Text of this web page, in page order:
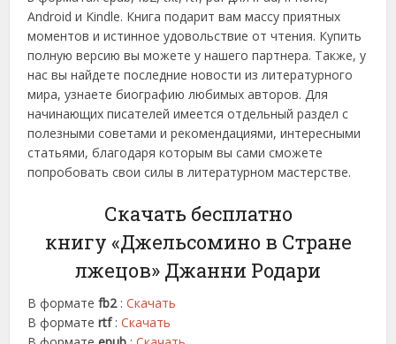
Android и Kindle. Книга подарит вам массу приятных
моментов и истинное удовольствие от чтения. Купить
полную версию вы можете у нашего партнера. Также, у
нас вы найдете последние новости из литературного
мира, узнаете биографию любимых авторов. Для
начинающих писателей имеется отдельный раздел с
полезными советами и рекомендациями, интересными
статьями, благодаря которым вы сами сможете
попробовать свои силы в литературном мастерстве.
Скачать бесплатно
книгу «Джельсомино в Стране
лжецов» Джанни Родари
В форматеfb2:Скачать
В форматеrtf :Скачать